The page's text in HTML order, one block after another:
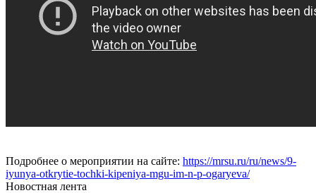
Подробнее о мероприятии на сайте: https://mrsu.ru/ru/news/9-
iyunya-otkrytie-tochki-kipeniya-mgu-im-n-p-ogaryeva/
Новостная лента